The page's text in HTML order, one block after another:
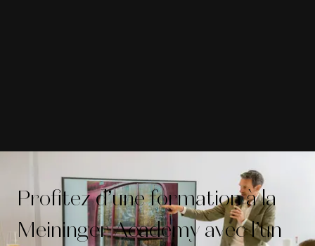
Profitez d’une formation à la
Meininger Academy avec l’un